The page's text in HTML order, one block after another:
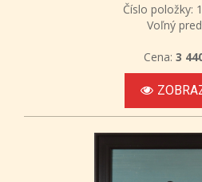
Číslo položky:
Voľný
Cena: 3